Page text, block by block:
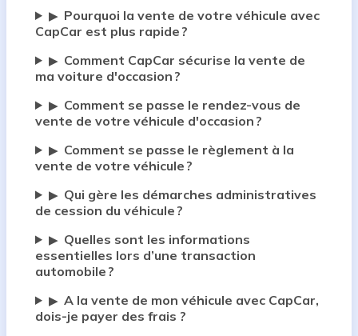
▶ Pourquoi la vente de votre véhicule avec
CapCar est plus rapide ?
▶ Comment CapCar sécurise la vente de
ma voiture d'occasion ?
▶ Comment se passe le rendez-vous de
vente de votre véhicule d'occasion ?
▶ Comment se passe le règlement à la
vente de votre véhicule ?
▶ Qui gère les démarches administratives
de cession du véhicule ?
▶ Quelles sont les informations
essentielles lors d’une transaction
automobile ?
▶ A la vente de mon véhicule avec CapCar,
dois-je payer des frais ?